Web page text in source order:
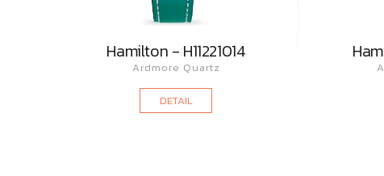
Hamilton - H11221014
Ardmore Quartz
DETAIL